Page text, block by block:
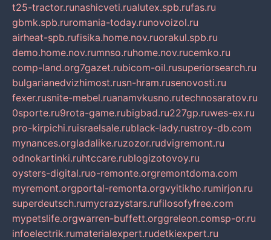
t25-tractor.runashicveti.rualutex.spb.rufas.ru
gbmk.spb.ruromania-today.runovoizol.ru
airheat-spb.rufisika.home.nov.ruorakul.spb.ru
demo.home.nov.rumnso.ruhome.nov.rucemko.ru
comp-land.org7gazet.rubicom-oil.rusuperiorsearch.ru
bulgarianedvizhimost.rusn-hram.rusenovosti.ru
fexer.rusnite-mebel.ruanamvkusno.rutechnosaratov.ru
0sporte.ru9rota-game.rubigbad.ru227gp.ruwes-ex.ru
pro-kirpichi.ruisraelsale.rublack-lady.rustroy-db.com
mynances.orgladalike.ruzozor.rudvigremont.ru
odnokartinki.ruhtccare.rublogizotovoy.ru
oysters-digital.ruo-remonte.orgremontdoma.com
myremont.orgportal-remonta.orgvyitikho.rumirjon.ru
superdeutsch.rumycrazystars.rufilosofyfree.com
mypetslife.orgwarren-buffett.orggreleon.comsp-or.ru
infoelectrik.rumaterialexpert.rudetkiexpert.ru